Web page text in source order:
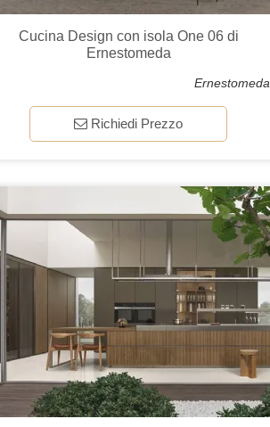
Cucina Design con isola One 06 di
Ernestomeda
Ernestomeda
Richiedi Prezzo